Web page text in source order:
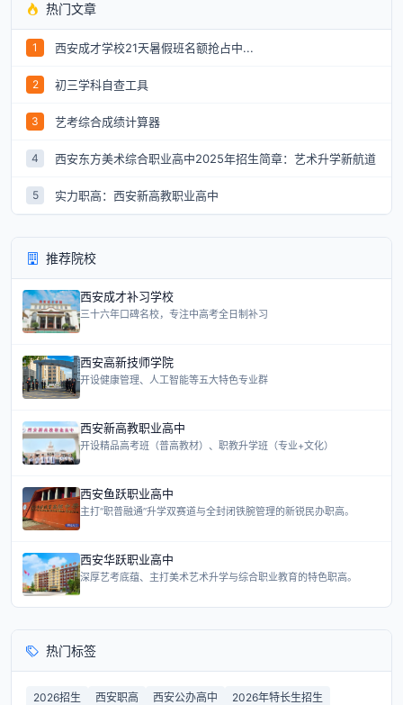
热门文章
1 西安成才学校21天暑假班名额抢占中...
2 初三学科自查工具
3 艺考综合成绩计算器
4 西安东方美术综合职业高中2025年招生简章：艺术升学新航道
5 实力职高：西安新高教职业高中
推荐院校
西安成才补习学校
三十六年口碑名校，专注中高考全日制补习
西安高新技师学院
开设健康管理、人工智能等五大特色专业群
西安新高教职业高中
开设精品高考班（普高教材）、职教升学班（专业+文化）
西安鱼跃职业高中
主打“职普融通”升学双赛道与全封闭铁腕管理的新锐民办职高。
西安华跃职业高中
深厚艺考底蕴、主打美术艺术升学与综合职业教育的特色职高。
热门标签
2026招生 西安职高 西安公办高中
2026年特长生招生